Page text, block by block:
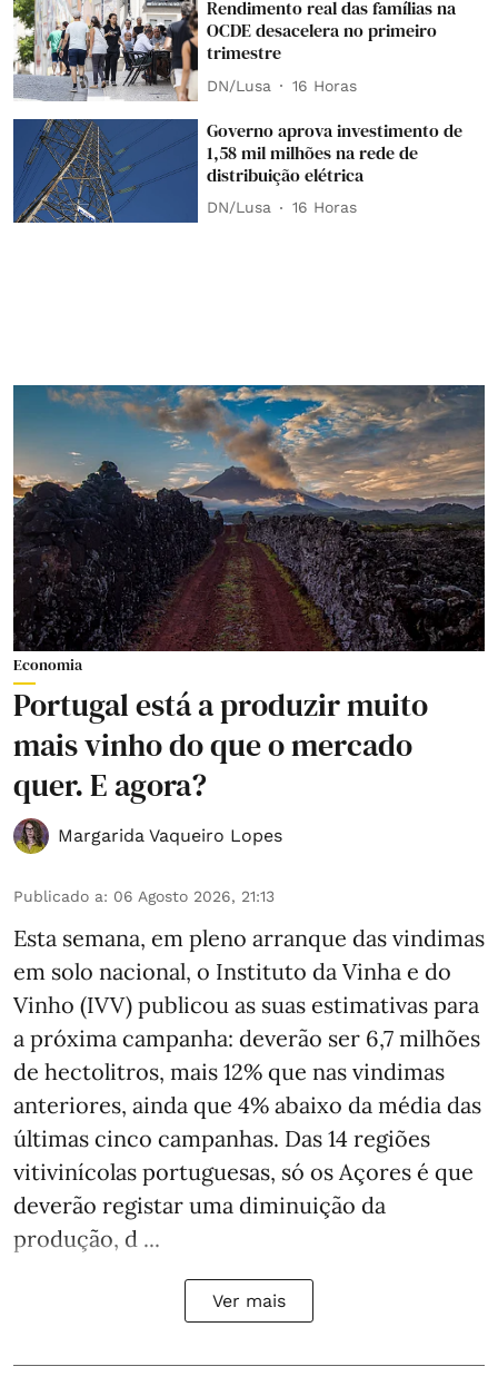
Rendimento real das famílias na
OCDE desacelera no primeiro
trimestre
DN/Lusa 16 Horas
Governo aprova investimento de
1,58 mil milhões na rede de
distribuição elétrica
DN/Lusa 16 Horas
Economia
Portugal está a produzir muito
mais vinho do que o mercado
quer. E agora?
Margarida Vaqueiro Lopes
Publicado a: 06 Agosto 2026, 21:13
Esta semana, em pleno arranque das vindimas
em solo nacional, o Instituto da Vinha e do
Vinho (IVV) publicou as suas estimativas para
a próxima campanha: deverão ser 6,7 milhões
de hectolitros, mais 12% que nas vindimas
anteriores, ainda que 4% abaixo da média das
últimas cinco campanhas. Das 14 regiões
vitivinícolas portuguesas, só os Açores é que
deverão registar uma diminuição da
produção, d ...
Ver mais